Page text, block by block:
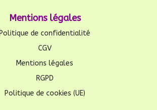
Mentions légales
de confidentialité
CGV
Mentions légales
RGPD
Politique de cookies (UE)